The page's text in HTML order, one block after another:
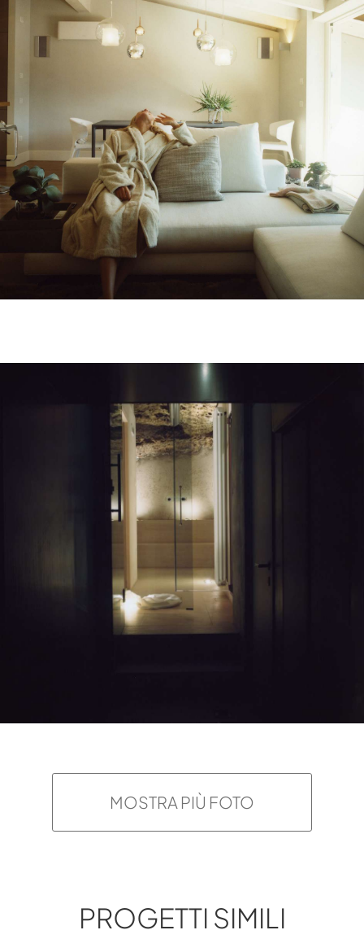
MOSTRA PIÙ FOTO
PROGETTI SIMILI